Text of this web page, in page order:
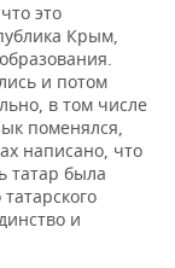
это
Крым,
и потом
в том числе
поменялся,
написано, что
татар была
и